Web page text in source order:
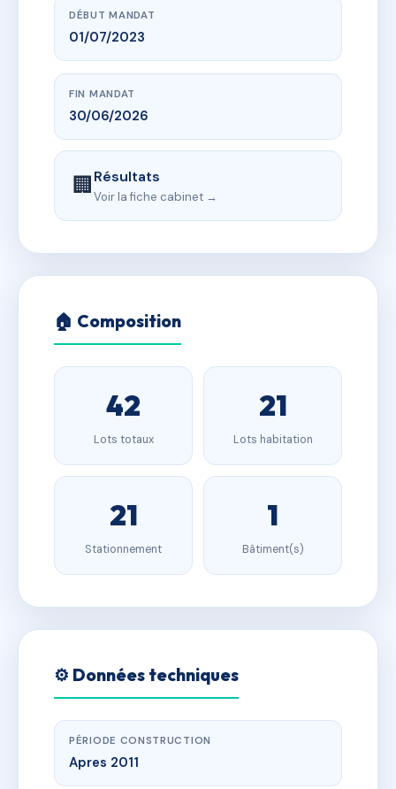
DÉBUT MANDAT
01/07/2023
FIN MANDAT
30/06/2026
🏢Résultats
Voir la fiche cabinet →
🏠 Composition
42
Lots totaux
21
Lots habitation
21
Stationnement
1
Bâtiment(s)
⚙️ Données techniques
PÉRIODE CONSTRUCTION
Apres 2011